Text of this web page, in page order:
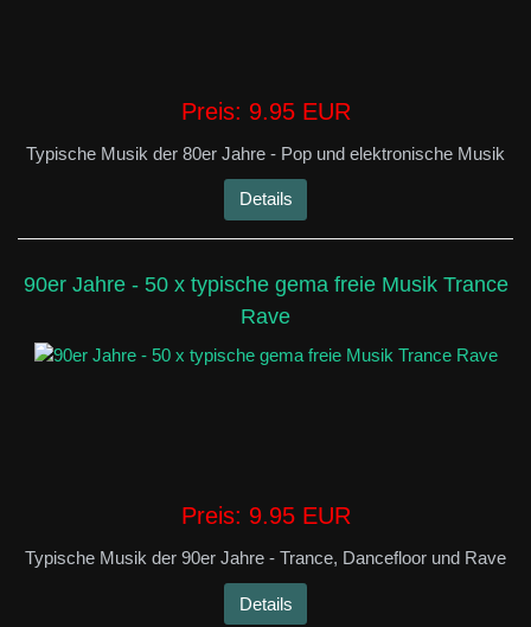
Preis: 9.95 EUR
Typische Musik der 80er Jahre - Pop und elektronische Musik
Details
90er Jahre - 50 x typische gema freie Musik Trance
Rave
Preis: 9.95 EUR
Typische Musik der 90er Jahre - Trance, Dancefloor und Rave
Details